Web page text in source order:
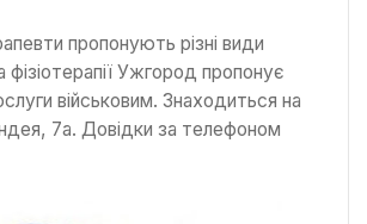
пропонують різні види
фізіотерапії Ужгород пропонує
військовим. Знаходиться на
7а. Довідки за телефоном